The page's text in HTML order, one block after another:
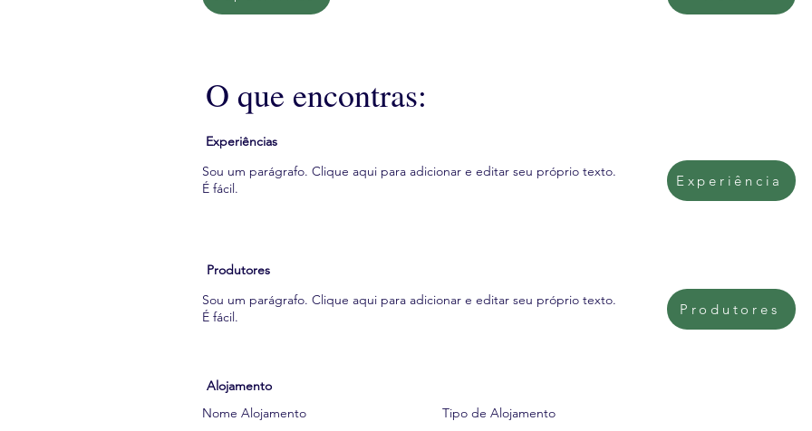
O que encontras:
Experiências
Sou um parágrafo. Clique aqui para adicionar e editar seu próprio texto.
É fácil.
Experiência
Produtores
Sou um parágrafo. Clique aqui para adicionar e editar seu próprio texto.
É fácil.
Produtores
Alojamento
Nome Alojamento
Tipo de Alojamento